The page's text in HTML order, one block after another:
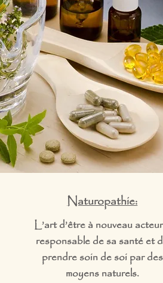
Naturopathie:
L’art d’être à nouveau
responsable de sa santé et
prendre soin de soi par des
moyens naturels.